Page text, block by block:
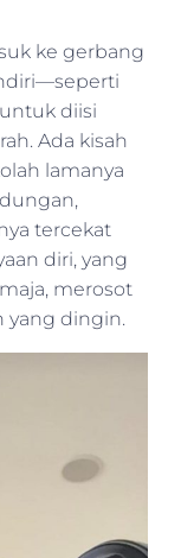
ke gerbang
diisi
Ada kisah
lamanya
tercekat
diri, yang
merosot
yang dingin.